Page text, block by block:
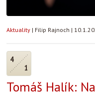
Aktuality | Filip Rajnoch |
4
1
Tomáš Halík: